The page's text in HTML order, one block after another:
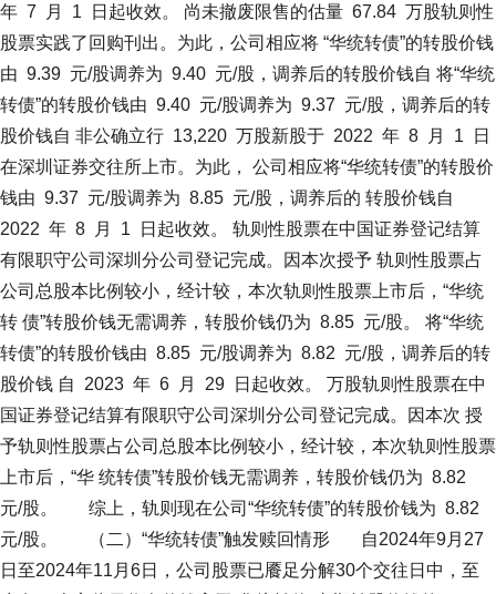
年 7 月 1 日起收效。 尚未撤废限售的估量 67.84 万股轨则性
股票实践了回购刊出。为此，公司相应将 “华统转债”的转股价钱
由 9.39 元/股调养为 9.40 元/股，调养后的转股价钱自 将“华统
转债”的转股价钱由 9.40 元/股调养为 9.37 元/股，调养后的转
股价钱自 非公确立行 13,220 万股新股于 2022 年 8 月 1 日
在深圳证券交往所上市。为此， 公司相应将“华统转债”的转股价
钱由 9.37 元/股调养为 8.85 元/股，调养后的 转股价钱自
2022 年 8 月 1 日起收效。 轨则性股票在中国证券登记结算
有限职守公司深圳分公司登记完成。因本次授予 轨则性股票占
公司总股本比例较小，经计较，本次轨则性股票上市后，“华统
转 债”转股价钱无需调养，转股价钱仍为 8.85 元/股。 将“华统
转债”的转股价钱由 8.85 元/股调养为 8.82 元/股，调养后的转
股价钱 自 2023 年 6 月 29 日起收效。 万股轨则性股票在中
国证券登记结算有限职守公司深圳分公司登记完成。因本次 授
予轨则性股票占公司总股本比例较小，经计较，本次轨则性股票
上市后，“华 统转债”转股价钱无需调养，转股价钱仍为 8.82
元/股。 综上，轨则现在公司“华统转债”的转股价钱为 8.82
元/股。 （二）“华统转债”触发赎回情形 自2024年9月27
日至2024年11月6日，公司股票已餍足分解30个交往日中，至